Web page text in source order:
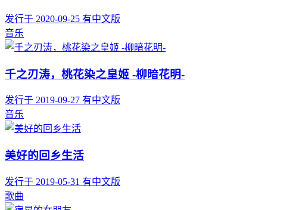
发行于 2020-09-25 有中文版
音乐
千之刃涛，桃花染之皇姬 -柳暗花明-
发行于 2019-09-27 有中文版
音乐
美好的回乡生活
发行于 2019-05-31 有中文版
歌曲